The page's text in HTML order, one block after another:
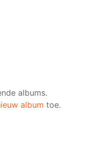
albums.
album toe.